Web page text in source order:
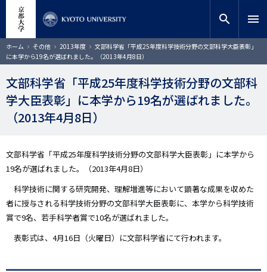
コ
ン
テ
ン
ツ
に
サイト内検索
検索
search menu
ホーム その他 2013年度
文部科学省「平成25年度科学技術分野の文部科学大臣表彰」
に本学から19名が選ばれました。（2013年4月8日）
文部科学省「平成25年度科学技術分野の文部科
学大臣表彰」に本学から19名が選ばれました。
（2013年4月8日）
文部科学省「平成25年度科学技術分野の文部科学大臣表彰」に本学から
19名が選ばれました。（2013年4月8日）
科学技術に関する研究開発、理解増進等において顕著な成果を収めた
者に授与される科学技術分野の文部科学大臣表彰に、本学から科学技術
賞で9名、若手科学者賞で10名が選ばれました。
表彰式は、4月16日（火曜日）に文部科学省にて行われます。